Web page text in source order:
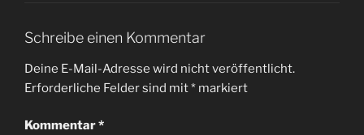
Schreibe einen Kommentar
Deine E-Mail-Adresse wird nicht veröffentlicht.
Erforderliche Felder sind mit* markiert
Kommentar*